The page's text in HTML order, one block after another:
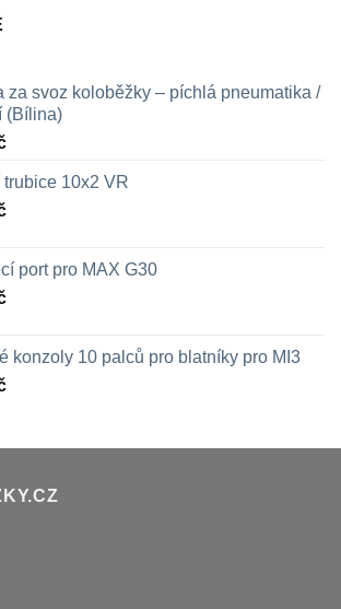
za svoz koloběžky – píchlá pneumatika /
(Bílina)
10x2 VR
port pro MAX G30
konzoly 10 palců pro blatníky pro MI3